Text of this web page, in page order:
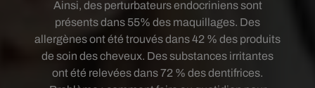
Ainsi, des perturbateurs endocriniens sont
présents dans 55% des maquillages. Des
allergènes ont été trouvés dans 42 % des produits
de soin des cheveux. Des substances irritantes
ont été relevées dans 72 % des dentifrices.